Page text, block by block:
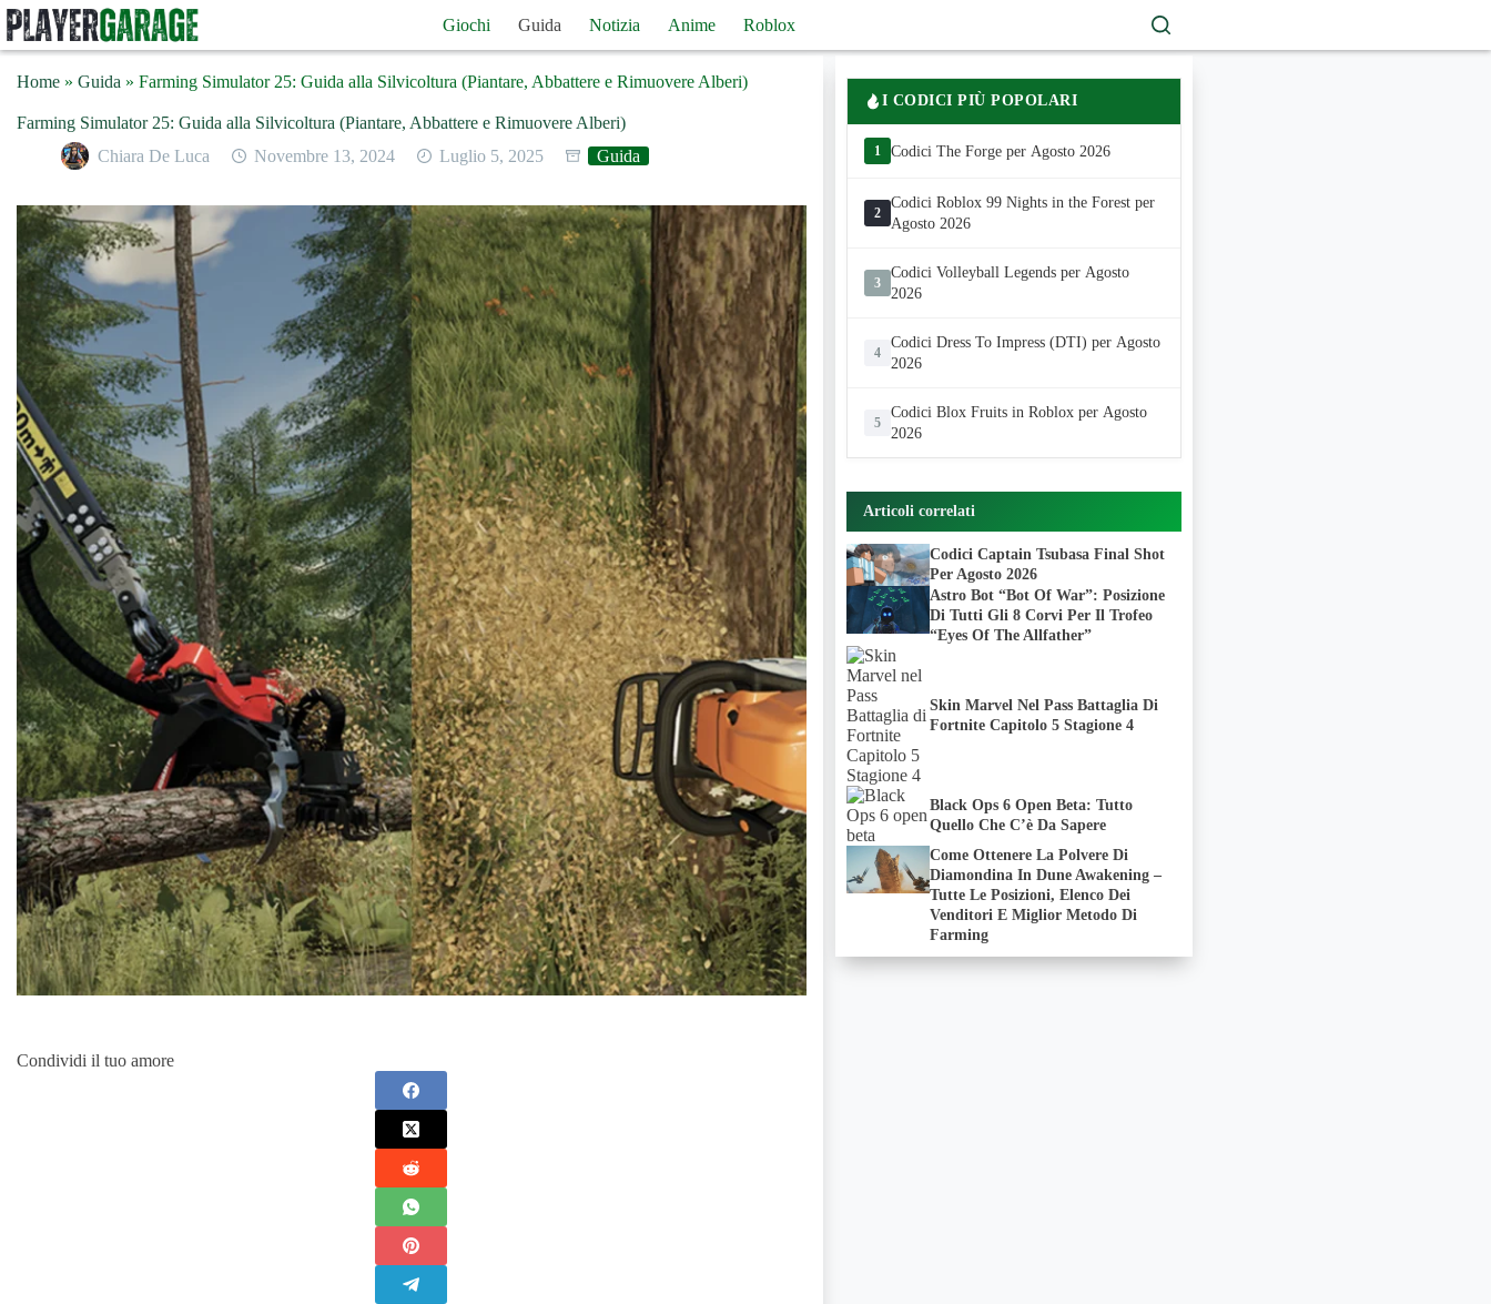
Salta
al
contenuto
Giochi Guida Notizia Anime Roblox
Home » Guida » Farming Simulator 25: Guida alla Silvicoltura (Piantare, Abbattere e Rimuovere Alberi)
Farming Simulator 25: Guida alla Silvicoltura (Piantare, Abbattere e Rimuovere Alberi)
Chiara De Luca
Novembre 13, 2024 Luglio 5, 2025 Guida
Condividi il tuo amore
I CODICI PIÙ POPOLARI
1 Codici The Forge per Agosto 2026
2
Codici Roblox 99 Nights in the Forest per
Agosto 2026
3
Codici Volleyball Legends per Agosto
2026
4
Codici Dress To Impress (DTI) per Agosto
2026
5
Codici Blox Fruits in Roblox per Agosto
2026
Articoli correlati
Codici Captain Tsubasa Final Shot
Per Agosto 2026
Astro Bot “Bot Of War”: Posizione
Di Tutti Gli 8 Corvi Per Il Trofeo
“Eyes Of The Allfather”
Skin Marvel Nel Pass Battaglia Di
Fortnite Capitolo 5 Stagione 4
Black Ops 6 Open Beta: Tutto
Quello Che C’è Da Sapere
Come Ottenere La Polvere Di
Diamondina In Dune Awakening –
Tutte Le Posizioni, Elenco Dei
Venditori E Miglior Metodo Di
Farming